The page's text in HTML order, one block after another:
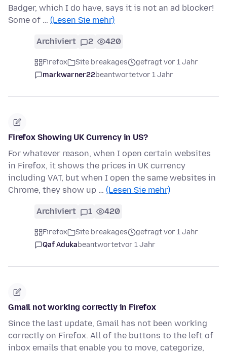
Badger, which I do have, says it is not an ad blocker!
Some of … (Lesen Sie mehr)
Archiviert 2 420
Firefox Site breakages
gefragt vor 1 Jahr
markwarner22beantwortetvor 1 Jahr
Firefox Showing UK Currency in US?
For whatever reason, when I open certain websites
in Firefox, it shows the prices in UK currency
including VAT, but when I open the same websites in
Chrome, they show up … (Lesen Sie mehr)
Archiviert 1 420
Firefox Site breakages
gefragt vor 1 Jahr
Qaf Adukabeantwortetvor 1 Jahr
Gmail not working correctly in Firefox
Since the last update, Gmail has not been working
correctly on Firefox. All of the buttons to the left of
inbox emails that enable you to move, categorize,